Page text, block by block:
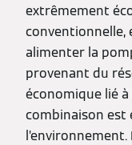
extrêmement
conventionnelle,
alimenter la
provenant du
économique lié
combinaison est